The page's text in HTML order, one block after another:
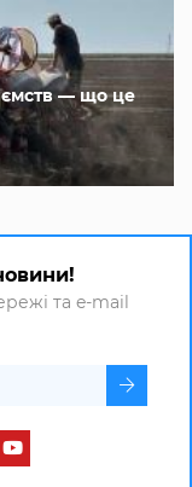
— що це
та e-mail